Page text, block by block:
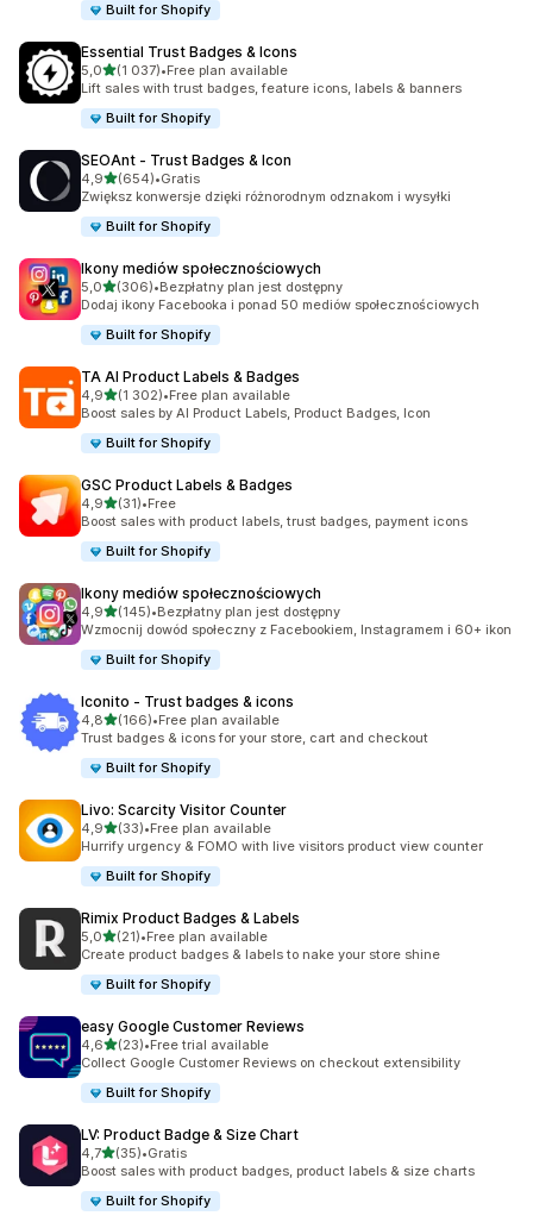
Built for Shopify
Essential Trust Badges & Icons
5,0na 5 gwiazdek
(1 037)
Łączna liczba recenzji: 1037
•Free plan available
Lift sales with trust badges, feature icons, labels & banners
Built for Shopify
SEOAnt ‑ Trust Badges & Icon
4,9na 5 gwiazdek
(654)
Łączna liczba recenzji: 654
•Gratis
Zwiększ konwersje dzięki różnorodnym odznakom i wysyłki
Built for Shopify
Ikony mediów społecznościowych
5,0na 5 gwiazdek
(306)
Łączna liczba recenzji: 306
•Bezpłatny plan jest dostępny
Dodaj ikony Facebooka i ponad 50 mediów społecznościowych
Built for Shopify
TA AI Product Labels & Badges
4,9na 5 gwiazdek
(1 302)
Łączna liczba recenzji: 1302
•Free plan available
Boost sales by AI Product Labels, Product Badges, Icon
Built for Shopify
GSC Product Labels & Badges
4,9na 5 gwiazdek
(31)
Łączna liczba recenzji: 31
•Free
Boost sales with product labels, trust badges, payment icons
Built for Shopify
Ikony mediów społecznościowych
4,9na 5 gwiazdek
(145)
Łączna liczba recenzji: 145
•Bezpłatny plan jest dostępny
Wzmocnij dowód społeczny z Facebookiem, Instagramem i 60+ ikon
Built for Shopify
Iconito ‑ Trust badges & icons
4,8na 5 gwiazdek
(166)
Łączna liczba recenzji: 166
•Free plan available
Trust badges & icons for your store, cart and checkout
Built for Shopify
Livo: Scarcity Visitor Counter
4,9na 5 gwiazdek
(33)
Łączna liczba recenzji: 33
•Free plan available
Hurrify urgency & FOMO with live visitors product view counter
Built for Shopify
Rimix Product Badges & Labels
5,0na 5 gwiazdek
(21)
Łączna liczba recenzji: 21
•Free plan available
Create product badges & labels to nake your store shine
Built for Shopify
easy Google Customer Reviews
4,6na 5 gwiazdek
(23)
Łączna liczba recenzji: 23
•Free trial available
Collect Google Customer Reviews on checkout extensibility
Built for Shopify
LV: Product Badge & Size Chart
4,7na 5 gwiazdek
(35)
Łączna liczba recenzji: 35
•Gratis
Boost sales with product badges, product labels & size charts
Built for Shopify